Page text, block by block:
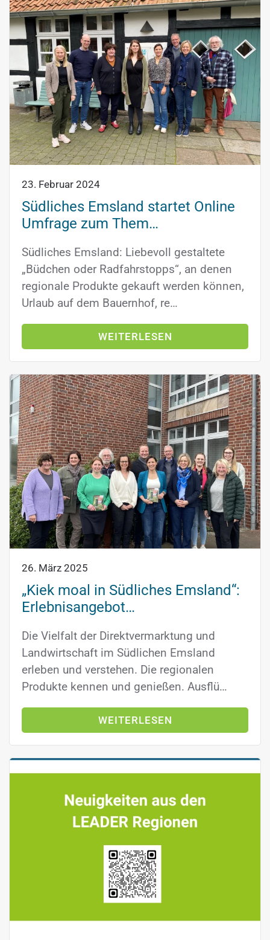
23. Februar 2024
Südliches Emsland startet Online
Umfrage zum Them…
Südliches Emsland: Liebevoll gestaltete
„Büdchen oder Radfahrstopps“, an denen
regionale Produkte gekauft werden können,
Urlaub auf dem Bauernhof, re…
WEITERLESEN
26. März 2025
„Kiek moal in Südliches Emsland“:
Erlebnisangebot…
Die Vielfalt der Direktvermarktung und
Landwirtschaft im Südlichen Emsland
erleben und verstehen. Die regionalen
Produkte kennen und genießen. Ausflü…
WEITERLESEN